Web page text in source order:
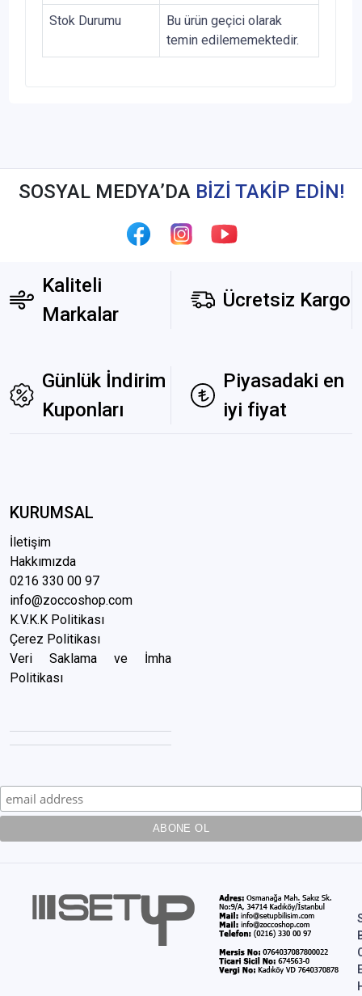
Stok Durumu
Bu ürün geçici olarak
temin edilememektedir.
SOSYAL MEDYA’DA BİZİ TAKİP EDİN!
Kaliteli
Markalar
Ücretsiz Kargo
Günlük İndirim
Kuponları
Piyasadaki en
iyi fiyat
KURUMSAL
İletişim
Hakkımızda
0216 330 00 97
info@zoccoshop.com
K.V.K.K Politikası
Çerez Politikası
Veri Saklama ve İmha
Politikası